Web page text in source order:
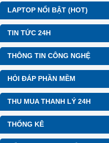
LAPTOP NỔI BẬT (HOT)
TIN TỨC 24H
THÔNG TIN CÔNG NGHỆ
HỎI ĐÁP PHẦN MỀM
THU MUA THANH LÝ 24H
THỐNG KÊ